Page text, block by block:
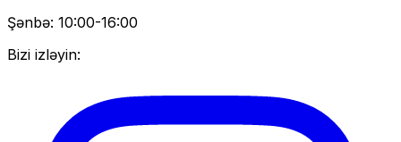
Şənbə: 10:00-16:00
Bizi izləyin: